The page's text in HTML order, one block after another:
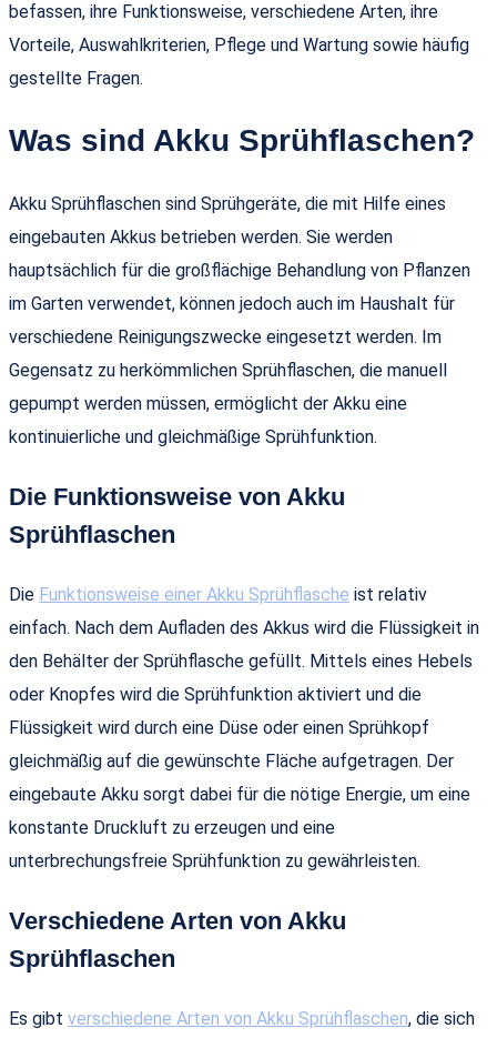
befassen, ihre Funktionsweise, verschiedene Arten, ihre
Vorteile, Auswahlkriterien, Pflege und Wartung sowie häufig
gestellte Fragen.
Was sind Akku Sprühflaschen?
Akku Sprühflaschen sind Sprühgeräte, die mit Hilfe eines
eingebauten Akkus betrieben werden. Sie werden
hauptsächlich für die großflächige Behandlung von Pflanzen
im Garten verwendet, können jedoch auch im Haushalt für
verschiedene Reinigungszwecke eingesetzt werden. Im
Gegensatz zu herkömmlichen Sprühflaschen, die manuell
gepumpt werden müssen, ermöglicht der Akku eine
kontinuierliche und gleichmäßige Sprühfunktion.
Die Funktionsweise von Akku
Sprühflaschen
Die Funktionsweise einer Akku Sprühflasche ist relativ
einfach. Nach dem Aufladen des Akkus wird die Flüssigkeit in
den Behälter der Sprühflasche gefüllt. Mittels eines Hebels
oder Knopfes wird die Sprühfunktion aktiviert und die
Flüssigkeit wird durch eine Düse oder einen Sprühkopf
gleichmäßig auf die gewünschte Fläche aufgetragen. Der
eingebaute Akku sorgt dabei für die nötige Energie, um eine
konstante Druckluft zu erzeugen und eine
unterbrechungsfreie Sprühfunktion zu gewährleisten.
Verschiedene Arten von Akku
Sprühflaschen
Es gibt verschiedene Arten von Akku Sprühflaschen, die sich